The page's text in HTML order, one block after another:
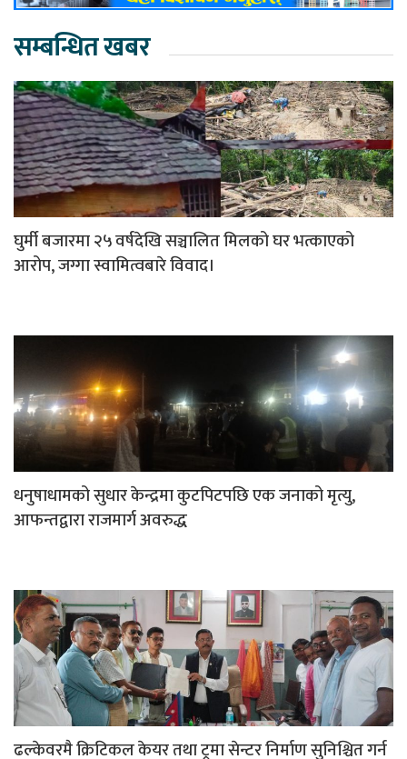
सम्बन्धित खबर
घुर्मी बजारमा २५ वर्षदेखि सञ्चालित मिलको घर भत्काएको
आरोप, जग्गा स्वामित्वबारे विवाद।
धनुषाधामको सुधार केन्द्रमा कुटपिटपछि एक जनाको मृत्यु,
आफन्तद्वारा राजमार्ग अवरुद्ध
ढल्केवरमै क्रिटिकल केयर तथा ट्रमा सेन्टर निर्माण सुनिश्चित गर्न